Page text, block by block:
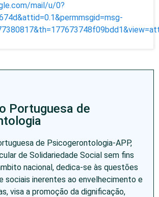
mail/u/0?
Portuguesa de
de Psicogerontologia-APP,
de Solidariedade Social sem fins
nacional, dedica-se às questões
sociais inerentes ao envelhecimento e
visa a promoção da dignificação,